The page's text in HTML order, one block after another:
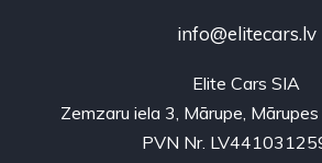
info@elitecars.lv
Elite Cars SIA
Zemzaru iela 3, Mārupe,
PVN Nr.